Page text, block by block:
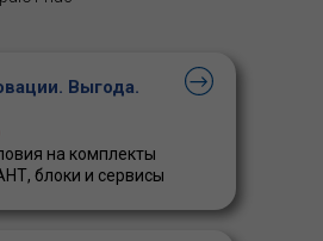
Выгода.
на комплекты
блоки и сервисы